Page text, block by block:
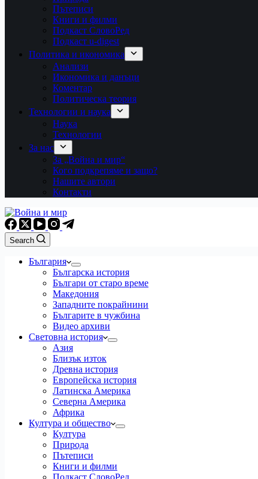
Пътеписи
Книги и филми
Подкаст СловоРед
Подкаст u-digest
Политика и икономика
Анализи
Икономика и данъци
Коментар
Политическа теория
Технологии и наука
Наука
Технологии
За нас
За „Война и мир“
Кого подкрепяме и защо?
Нашите автори
Контакти
Search
България
Българска история
Българи от старо време
Македония
Западните покрайнини
Българите в чужбина
Видео архиви
Световна история
Азия
Близък изток
Древна история
Европейска история
Латинска Америка
Северна Америка
Африка
Култура и общество
Култура
Природа
Пътеписи
Книги и филми
Подкаст СловоРед